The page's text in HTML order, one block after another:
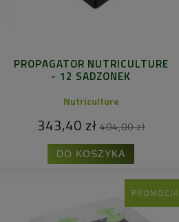
PROPAGATOR NUTRICULTURE
- 12 SADZONEK
Nutriculture
343,40 zł 404,00 zł
DO KOSZYKA
PROMOCJA